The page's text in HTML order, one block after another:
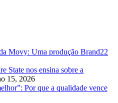
Movy: Uma produção Brand22
State nos ensina sobre a
15, 2026
Por que a qualidade vence